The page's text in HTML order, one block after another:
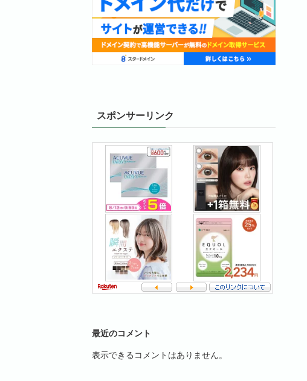
スポンサーリンク
最近のコメント
表示できるコメントはありません。